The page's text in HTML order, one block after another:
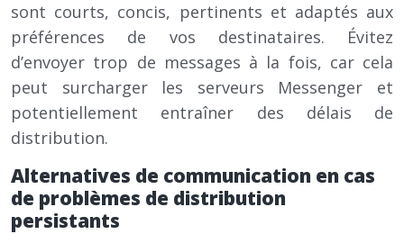
sont courts, concis, pertinents et adaptés aux
préférences de vos destinataires. Évitez
d’envoyer trop de messages à la fois, car cela
peut surcharger les serveurs Messenger et
potentiellement entraîner des délais de
distribution.
Alternatives de communication en cas
de problèmes de distribution
persistants